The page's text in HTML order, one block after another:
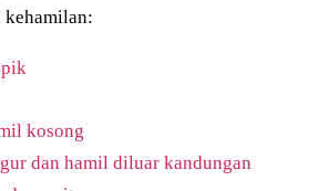
kehamilan:
kosong
dan hamil diluar kandungan